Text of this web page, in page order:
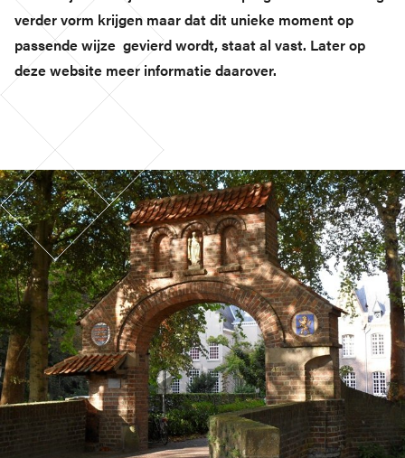
verder vorm krijgen maar dat dit unieke moment op
passende wijze gevierd wordt, staat al vast. Later op
deze website meer informatie daarover.